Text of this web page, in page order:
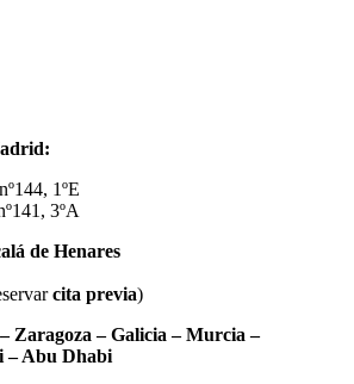
1ºE
3ºA
de Henares
cita previa)
Zaragoza – Galicia – Murcia –
– Abu Dhabi